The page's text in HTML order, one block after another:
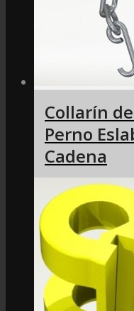
Collarín
Perno
Cadena